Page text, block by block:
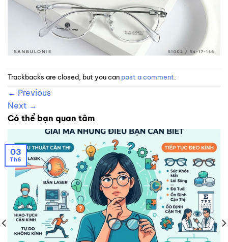
Trackbacks are closed, but you can post a comment
← Previous
Next →
Có thể bạn quan tâm
03
Th6